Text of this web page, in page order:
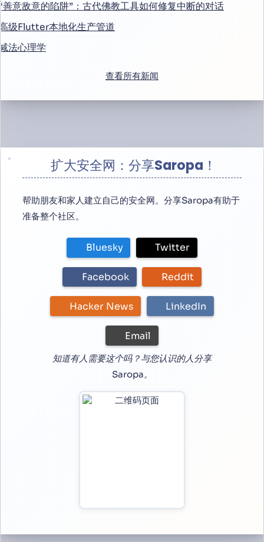
善意敌意的陷阱”：古代佛教工具如何修复中断的对话
级Flutter本地化生产管道
法心理学
查看所有新闻
扩大安全网：分享Saropa！
帮助朋友和家人建立自己的安全网。分享Saropa有助于
准备整个社区。
Bluesky Twitter
Facebook Reddit
Hacker News LinkedIn
Email
知道有人需要这个吗？与您认识的人分享
Saropa。